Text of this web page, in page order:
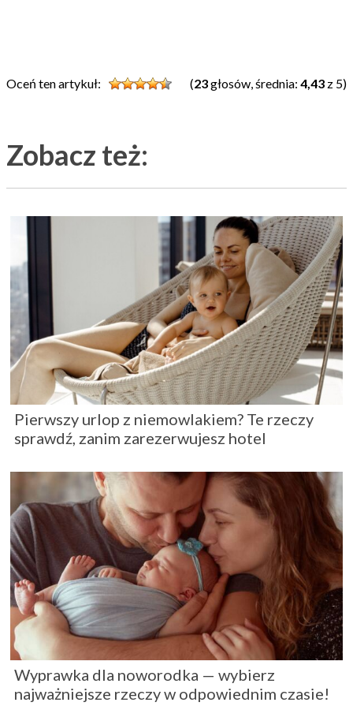
Oceń ten artykuł: (23głosów, średnia: 4,43 z 5)
Zobacz też:
Pierwszy urlop z niemowlakiem? Te rzeczy
sprawdź, zanim zarezerwujesz hotel
Wyprawka dla noworodka — wybierz
najważniejsze rzeczy w odpowiednim czasie!